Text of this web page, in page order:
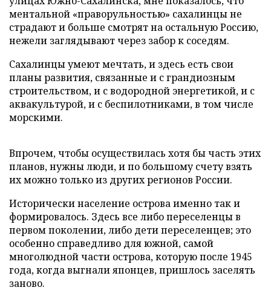
ментальной «праворульностью» сахалинцы не
страдают и больше смотрят на остальную Россию,
нежели заглядывают через забор к соседям.
Сахалинцы умеют мечтать, и здесь есть свои
планы развития, связанные и с грандиозным
строительством, и с водородной энергетикой, и с
аквакультурой, и с беспилотниками, в том числе
морскими.
Впрочем, чтобы осуществилась хотя бы часть этих
планов, нужны люди, и по большому счету взять
их можно только из других регионов России.
Исторически население острова именно так и
формировалось. Здесь все либо переселенцы в
первом поколении, либо дети переселенцев; это
особенно справедливо для южной, самой
многолюдной части острова, которую после 1945
года, когда выгнали японцев, пришлось заселять
заново.